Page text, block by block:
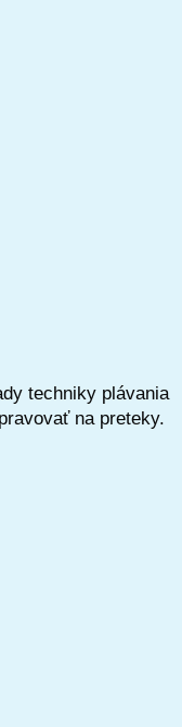
techniky plávania
na preteky.